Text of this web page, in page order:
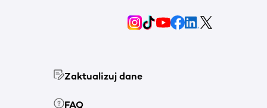
Zaktualizuj dane
FAQ